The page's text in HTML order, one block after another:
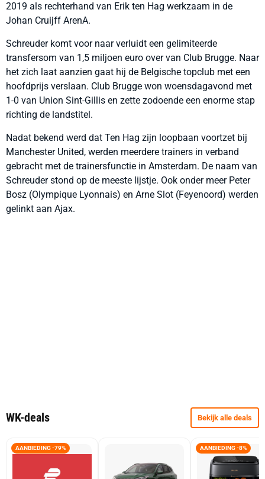
2019 als rechterhand van Erik ten Hag werkzaam in de
Johan Cruijff ArenA.
Schreuder komt voor naar verluidt een gelimiteerde
transfersom van 1,5 miljoen euro over van Club Brugge. Naar
het zich laat aanzien gaat hij de Belgische topclub met een
hoofdprijs verslaan. Club Brugge won woensdagavond met
1-0 van Union Sint-Gillis en zette zodoende een enorme stap
richting de landstitel.
Nadat bekend werd dat Ten Hag zijn loopbaan voortzet bij
Manchester United, werden meerdere trainers in verband
gebracht met de trainersfunctie in Amsterdam. De naam van
Schreuder stond op de meeste lijstje. Ook onder meer Peter
Bosz (Olympique Lyonnais) en Arne Slot (Feyenoord) werden
gelinkt aan Ajax.
WK-deals Bekijk alle deals
AANBIEDING -79% AANBIEDING -8%